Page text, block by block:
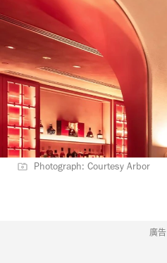
Photograph: Courtesy Arbor
廣告